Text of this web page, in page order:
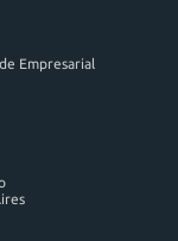
Empresarial